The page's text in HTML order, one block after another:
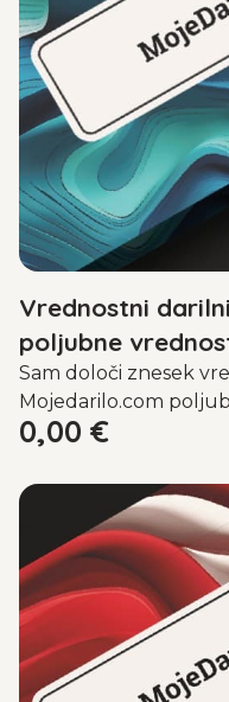
Vrednostni
poljubne
Sam določi znesek
Mojedarilo.com
0,00 €